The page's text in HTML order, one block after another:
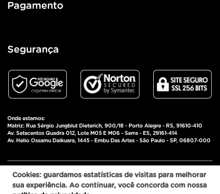
Pagamento
Segurança
Onde estamos:
Matriz: Rua Sérgio Jungblut Dieterich, 900/18 - Porto Alegre - RS, 91610-410
Av. Setecentos Quadra 012, Lote M05 E M06 - Serra - ES, 29161-414
Av. Helio Ossamu Daikuara, 1445 - Embu Das Artes - São Paulo - SP, 06807-000
Pulz Comércio de Importados Eireli - CNPJ:
06.051.394/0001-93 © 2025 - Todos os direitos
Cookies: guardamos estatísticas de visitas para melhorar
sua experiência. Ao continuar, você concorda com nossa